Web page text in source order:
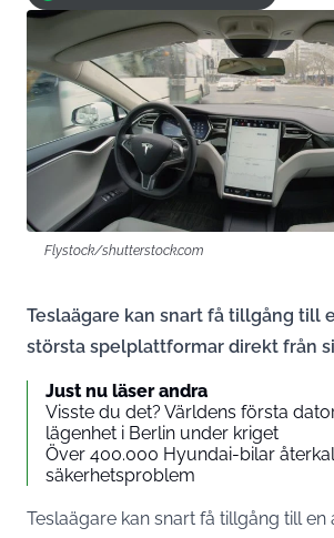
Flystock/shutterstock.com
Teslaägare kan snart få tillgång till
största spelplattformar direkt från
Just nu läser andra
Visste du det? Världens första
lägenhet i Berlin under kriget
Över 400.000 Hyundai-bilar
säkerhetsproblem
Teslaägare kan snart få tillgång till en